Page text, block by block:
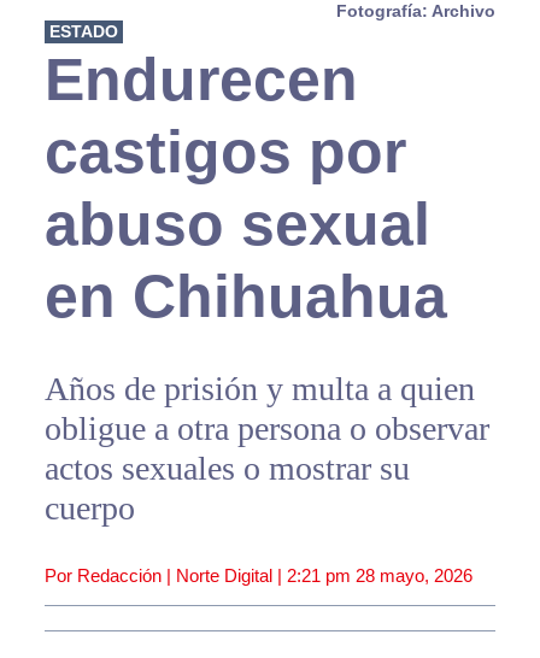
Fotografía: Archivo
ESTADO
Endurecen
castigos por
abuso sexual
en Chihuahua
Años de prisión y multa a quien
obligue a otra persona o observar
actos sexuales o mostrar su
cuerpo
Por Redacción | Norte Digital | 2:21 pm 28 mayo, 2026